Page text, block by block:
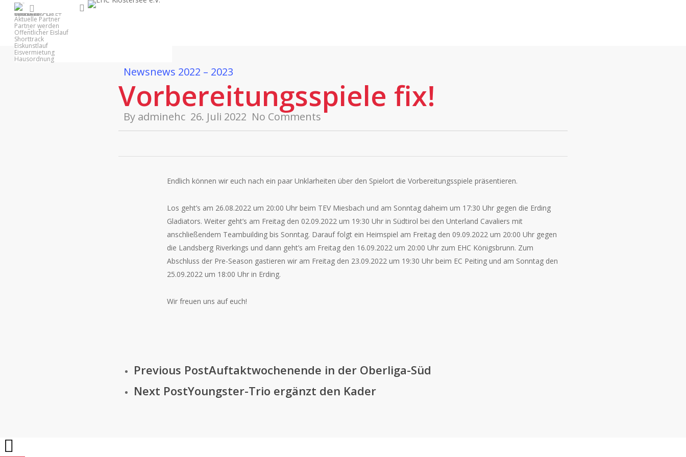
main
content
1. MANNSCHAFT
NACHWUCHS
EISHALLE
Anfahrt
Belegungsplan
Öffentlicher Eislauf
Shorttrack
Eiskunstlauf
Eisvermietung
Hausordnung
VEREIN
PARTNER
Aktuelle Partner
Partner werden
facebook instagramsearch
Newsnews 2022 – 2023
Vorbereitungsspiele fix!
By adminehc 26. Juli 2022 No Comments
Endlich können wir euch nach ein paar Unklarheiten über den Spielort die Vorbereitungsspiele präsentieren.
Los geht’s am 26.08.2022 um 20:00 Uhr beim TEV Miesbach und am Sonntag daheim um 17:30 Uhr gegen die Erding
Gladiators. Weiter geht’s am Freitag den 02.09.2022 um 19:30 Uhr in Südtirol bei den Unterland Cavaliers mit
anschließendem Teambuilding bis Sonntag. Darauf folgt ein Heimspiel am Freitag den 09.09.2022 um 20:00 Uhr gegen
die Landsberg Riverkings und dann geht’s am Freitag den 16.09.2022 um 20:00 Uhr zum EHC Königsbrunn. Zum
Abschluss der Pre-Season gastieren wir am Freitag den 23.09.2022 um 19:30 Uhr beim EC Peiting und am Sonntag den
25.09.2022 um 18:00 Uhr in Erding.
Wir freuen uns auf euch!
Previous PostAuftaktwochenende in der Oberliga-Süd
Next PostYoungster-Trio ergänzt den Kader